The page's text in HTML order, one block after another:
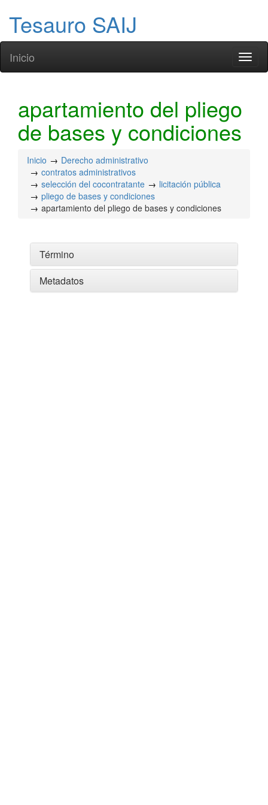
Tesauro SAIJ
Inicio
apartamiento del pliego
de bases y condiciones
Inicio
Derecho administrativo
contratos administrativos
selección del cocontratante
licitación pública
pliego de bases y condiciones
apartamiento del pliego de bases y condiciones
Término
Metadatos